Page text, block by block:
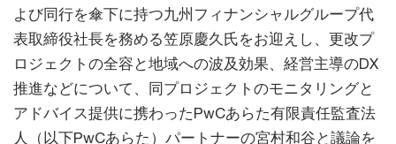
よび同行を傘下に持つ九州フィナンシャルグループ代
表取締役社長を務める笠原慶久氏をお迎えし、更改プ
ロジェクトの全容と地域への波及効果、経営主導のDX
推進などについて、同プロジェクトのモニタリングと
アドバイス提供に携わったPwCあらた有限責任監査法
人（以下PwCあらた）パートナーの宮村和谷と議論を